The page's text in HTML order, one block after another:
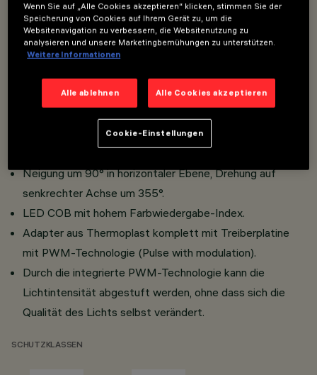
Installation an Schiene Filorail 48V (16A).
Miniaturisierter Strahler mit eingebautem, in den Adapter
Werkzeugloser Anschluss des Adapters an Schiene.
Hochauflösende Linsen aus Thermoplast. Hoher
Neigung um 90° in horizontaler Ebene, Drehung auf
senkrechter Achse um 355°.
LED COB mit hohem Farbwiedergabe-Index.
Adapter aus Thermoplast komplett mit Treiberplatine
mit PWM-Technologie (Pulse with modulation).
Durch die integrierte PWM-Technologie kann die
Lichtintensität abgestuft werden, ohne dass sich die
Qualität des Lichts selbst verändert.
SCHUTZKLASSEN
Wenn Sie auf „Alle Cookies akzeptieren“ klicken, stimmen Sie der
Speicherung von Cookies auf Ihrem Gerät zu, um die
Websitenavigation zu verbessern, die Websitenutzung zu
analysieren und unsere Marketingbemühungen zu unterstützen.
Weitere Informationen
Alle ablehnen Alle Cookies akzeptieren
Cookie-Einstellungen